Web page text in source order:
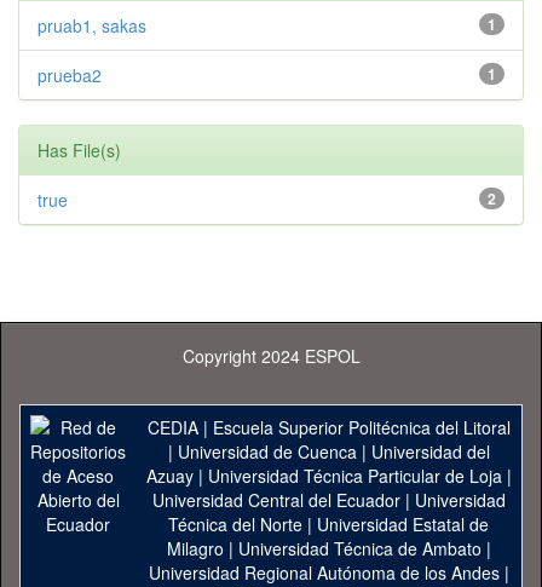
1
pruab1, sakas
1
prueba2
Has File(s)
2
true
Copyright 2024 ESPOL
CEDIA| Escuela Superior Politécnica del Litoral
| Universidad de Cuenca| Universidad del
Azuay| Universidad Técnica Particular de Loja|
Universidad Central del Ecuador| Universidad
Técnica del Norte | Universidad Estatal de
Milagro | Universidad Técnica de Ambato |
Universidad Regional Autónoma de los Andes|